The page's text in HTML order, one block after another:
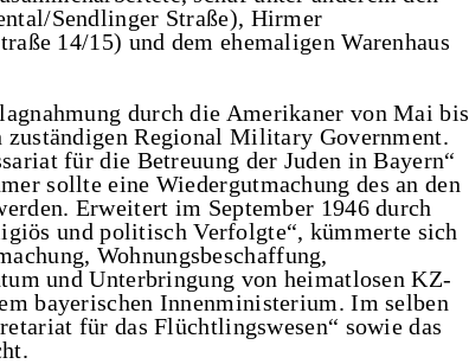
Sendlinger Straße), Hirmer
14/15) und dem ehemaligen Warenhaus
durch die Amerikaner von Mai bis
Regional Military Government.
für die Betreuung der Juden in Bayern“
sollte eine Wiedergutmachung des an den
Erweitert im September 1946 durch
und politisch Verfolgte“, kümmerte sich
Wohnungsbeschaffung,
und Unterbringung von heimatlosen KZ-
bayerischen Innenministerium. Im selben
für das Flüchtlingswesen“ sowie das